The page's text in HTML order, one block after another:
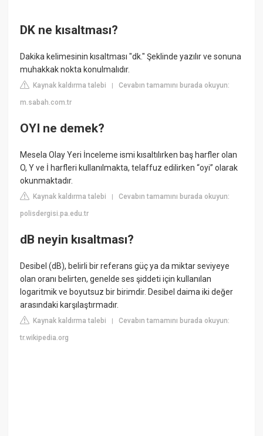
DK ne kısaltması?
Dakika kelimesinin kısaltması "dk." Şeklinde yazılır ve sonuna
muhakkak nokta konulmalıdır.
Kaynak kaldırma talebi |Cevabın tamamını burada okuyun:
m.sabah.com.tr
OYI ne demek?
Mesela Olay Yeri İnceleme ismi kısaltılırken baş harfler olan
O, Y ve İ harfleri kullanılmakta, telaffuz edilirken “oyi” olarak
okunmaktadır.
Kaynak kaldırma talebi |Cevabın tamamını burada okuyun:
polisdergisi.pa.edu.tr
dB neyin kısaltması?
Desibel (dB), belirli bir referans güç ya da miktar seviyeye
olan oranı belirten, genelde ses şiddeti için kullanılan
logaritmik ve boyutsuz bir birimdir. Desibel daima iki değer
arasındaki karşılaştırmadır.
Kaynak kaldırma talebi |Cevabın tamamını burada okuyun:
tr.wikipedia.org